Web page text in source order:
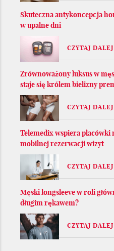
Skuteczna antykoncepcja
w upalne dni
CZYTAJ DALEJ
Zrównoważony luksus w
staje się królem bielizny
CZYTAJ DALEJ
Telemedix wspiera
mobilnej rezerwacji wizyt
CZYTAJ DALEJ
Męski longsleeve w roli
długim rękawem?
CZYTAJ DALEJ